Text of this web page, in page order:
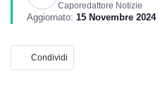
Caporedattore Notizie
Aggiornato: 15 Novembre 2024
Condividi